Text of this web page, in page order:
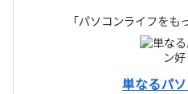
「パソコンライフを
単なるパ